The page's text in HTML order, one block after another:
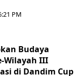
PM
Budaya
Wilayah III
di Dandim Cup